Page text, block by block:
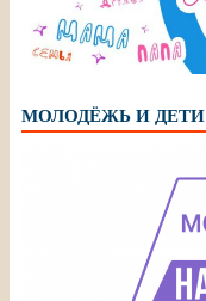
МОЛОДЁЖЬ И ДЕТИ